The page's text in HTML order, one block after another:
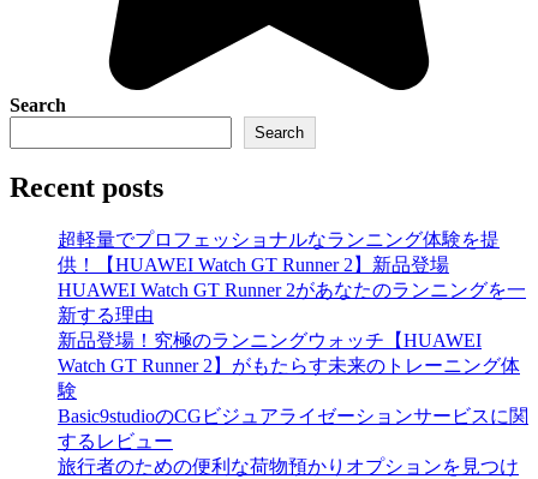
Search
Search
Recent posts
超軽量でプロフェッショナルなランニング体験を提
供！【HUAWEI Watch GT Runner 2】新品登場
HUAWEI Watch GT Runner 2があなたのランニングを一
新する理由
新品登場！究極のランニングウォッチ【HUAWEI
Watch GT Runner 2】がもたらす未来のトレーニング体
験
Basic9studioのCGビジュアライゼーションサービスに関
するレビュー
旅行者のための便利な荷物預かりオプションを見つけ